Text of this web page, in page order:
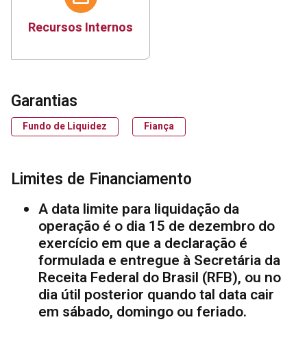
Recursos Internos
Garantias
Fundo de Liquidez Fiança
Limites de Financiamento
A data limite para liquidação da
operação é o dia 15 de dezembro do
exercício em que a declaração é
formulada e entregue à Secretária da
Receita Federal do Brasil (RFB), ou no
dia útil posterior quando tal data cair
em sábado, domingo ou feriado.